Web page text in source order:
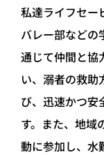
私達ライフセー
バレー部などの
通じて仲間と協
い、溺者の救
び、迅速かつ安
す。また、地域
動に参加し、水